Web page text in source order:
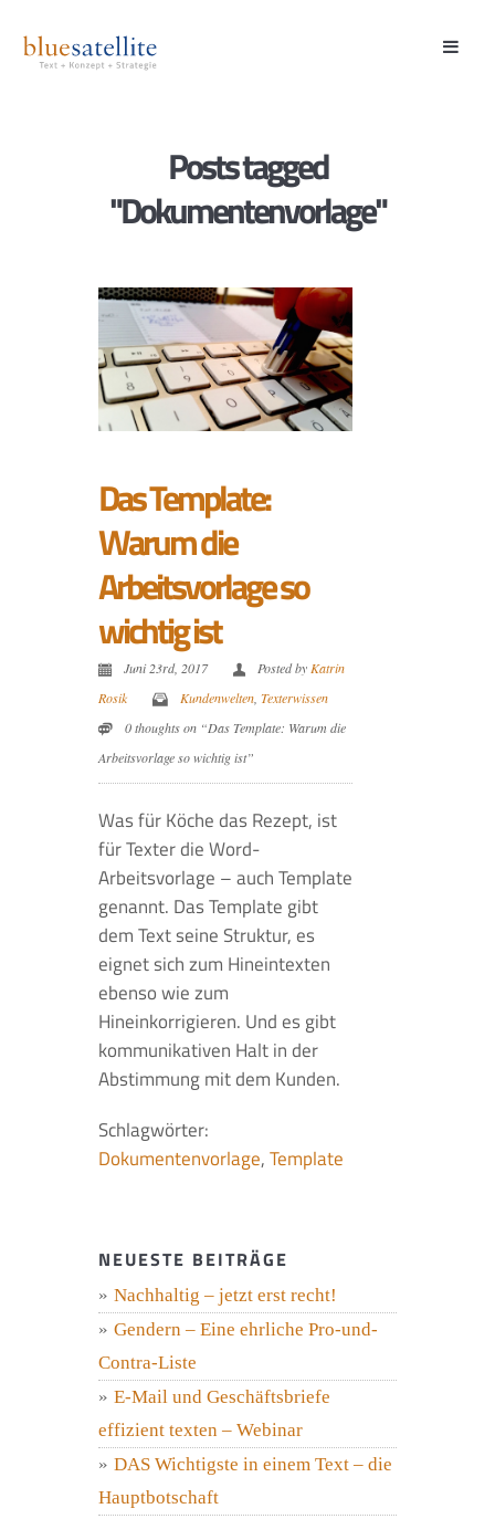
Posts tagged
"Dokumentenvorlage"
Das Template:
Warum die
Arbeitsvorlage so
wichtig ist
Juni 23rd, 2017 Posted by Katrin
Rosik
Kundenwelten Texterwissen
0 thoughts on “Das Template: Warum die
Arbeitsvorlage so wichtig ist”
Was für Köche das Rezept, ist
für Texter die Word-
Arbeitsvorlage – auch Template
genannt. Das Template gibt
dem Text seine Struktur, es
eignet sich zum Hineintexten
ebenso wie zum
Hineinkorrigieren. Und es gibt
kommunikativen Halt in der
Abstimmung mit dem Kunden.
Schlagwörter:
Dokumentenvorlage,Template
NEUESTE BEITRÄGE
Nachhaltig – jetzt erst recht!
Gendern – Eine ehrliche Pro-und-
Contra-Liste
E-Mail und Geschäftsbriefe
effizient texten – Webinar
DAS Wichtigste in einem Text – die
Hauptbotschaft